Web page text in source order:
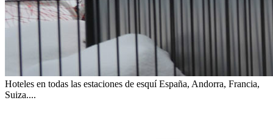
Hoteles en todas las estaciones de esquí España, Andorra, Francia,
Suiza....